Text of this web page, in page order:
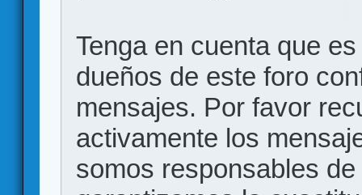
Tenga en cuenta que
dueños de este foro
mensajes. Por favor
activamente los
somos responsables